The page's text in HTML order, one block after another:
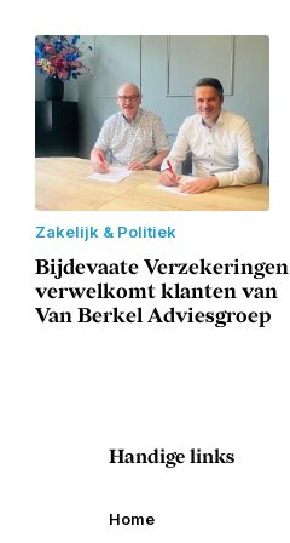
Zakelijk & Politiek
Bijdevaate Verzekeringen
verwelkomt klanten van
Van Berkel Adviesgroep
Handige links
Home